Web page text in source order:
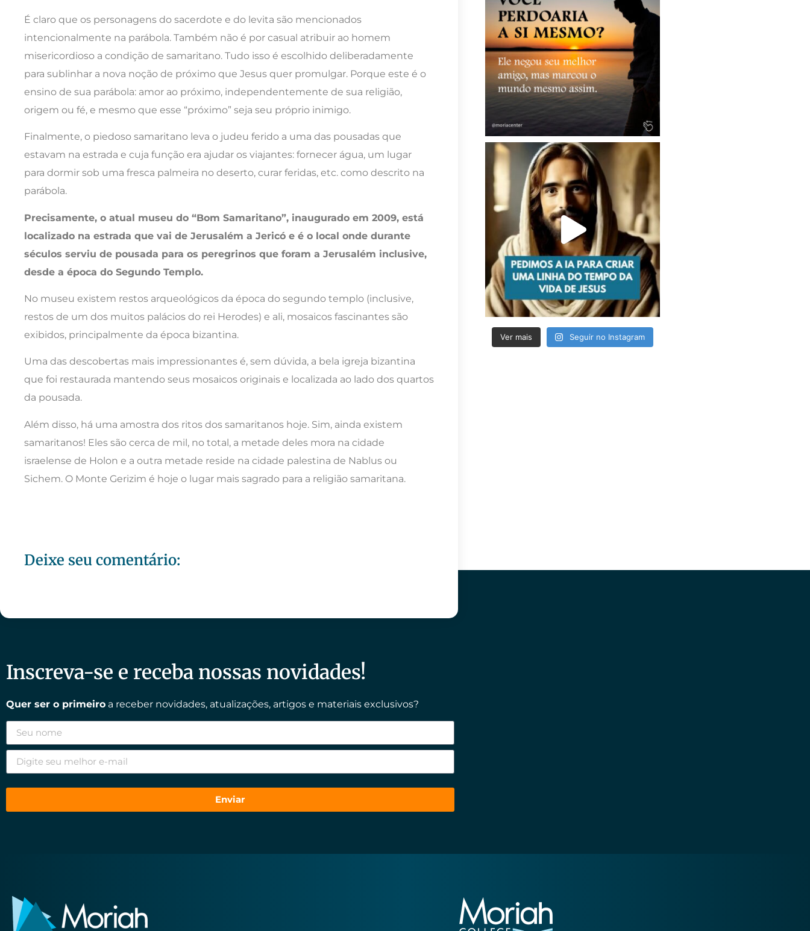
É claro que os personagens do sacerdote e do levita são mencionados
intencionalmente na parábola. Também não é por casual atribuir ao homem
misericordioso a condição de samaritano. Tudo isso é escolhido deliberadamente
para sublinhar a nova noção de próximo que Jesus quer promulgar. Porque este é o
ensino de sua parábola: amor ao próximo, independentemente de sua religião,
origem ou fé, e mesmo que esse “próximo” seja seu próprio inimigo.
Finalmente, o piedoso samaritano leva o judeu ferido a uma das pousadas que
estavam na estrada e cuja função era ajudar os viajantes: fornecer água, um lugar
para dormir sob uma fresca palmeira no deserto, curar feridas, etc. como descrito na
parábola.
Precisamente, o atual museu do “Bom Samaritano”, inaugurado em 2009, está
localizado na estrada que vai de Jerusalém a Jericó e é o local onde durante
séculos serviu de pousada para os peregrinos que foram a Jerusalém inclusive,
desde a época do Segundo Templo.
No museu existem restos arqueológicos da época do segundo templo (inclusive,
restos de um dos muitos palácios do rei Herodes) e ali, mosaicos fascinantes são
exibidos, principalmente da época bizantina.
Uma das descobertas mais impressionantes é, sem dúvida, a bela igreja bizantina
que foi restaurada mantendo seus mosaicos originais e localizada ao lado dos quartos
da pousada.
Além disso, há uma amostra dos ritos dos samaritanos hoje. Sim, ainda existem
samaritanos! Eles são cerca de mil, no total, a metade deles mora na cidade
israelense de Holon e a outra metade reside na cidade palestina de Nablus ou
Sichem. O Monte Gerizim é hoje o lugar mais sagrado para a religião samaritana.
Deixe seu comentário:
Ver mais Seguir no Instagram
Inscreva-se e receba nossas novidades!
Quer ser o primeiro a receber novidades, atualizações, artigos e materiais exclusivos?
Enviar